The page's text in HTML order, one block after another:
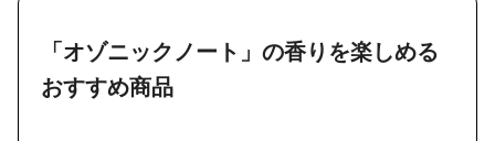
「オゾニックノート」の香りを楽しめる
おすすめ商品